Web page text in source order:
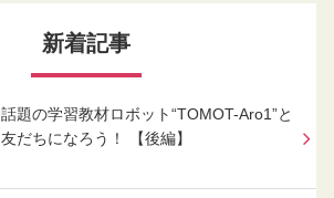
新着記事
話題の学習教材ロボット“TOMOT-Aro1”と
友だちになろう！ 【後編】